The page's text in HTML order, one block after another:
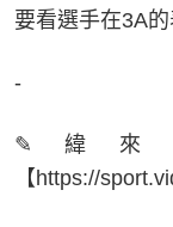
要看選手在3A的
-
✎緯來
【https://